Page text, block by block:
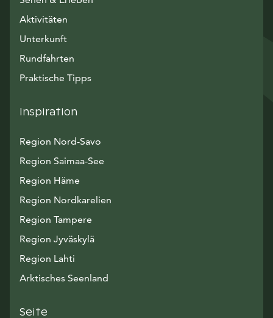
Aktivitäten
Unterkunft
Rundfahrten
Praktische Tipps
Inspiration
Region Nord-Savo
Region Saimaa-See
Region Häme
Region Nordkarelien
Region Tampere
Region Jyväskylä
Region Lahti
Arktisches Seenland
Seite